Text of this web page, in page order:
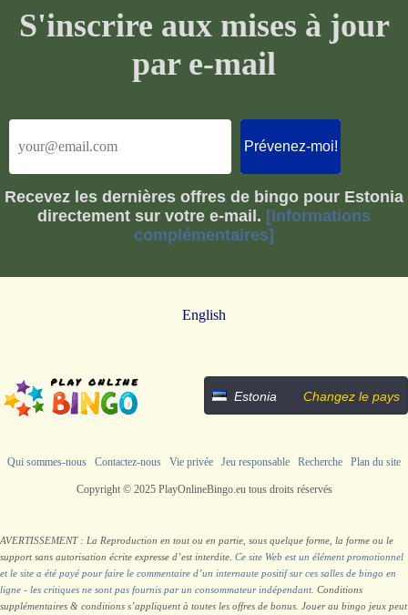
S'inscrire aux mises à jour
par e-mail
Recevez les dernières offres de bingo pour Estonia
directement sur votre e-mail. [Informations
complémentaires]
English
Estonia Changez le pays
Qui sommes-nous Contactez-nous Vie privée Jeu responsable Recherche Plan du site
Copyright © 2025 PlayOnlineBingo.eu tous droits réservés
AVERTISSEMENT : La Reproduction en tout ou en partie, sous quelque forme, la forme ou le
support sans autorisation écrite expresse d’est interdite. Ce site Web est un élément promotionnel
et le site a été payé pour faire le commentaire d’un internaute positif sur ces salles de bingo en
ligne - les critiques ne sont pas fournis par un consommateur indépendant. Conditions
supplémentaires & conditions s’appliquent à toutes les offres de bonus. Jouer au bingo jeux peut